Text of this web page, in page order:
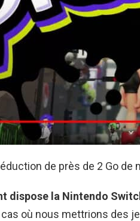
réduction de près de 2 Go
dispose la Nintendo
cas où nous mettrions des